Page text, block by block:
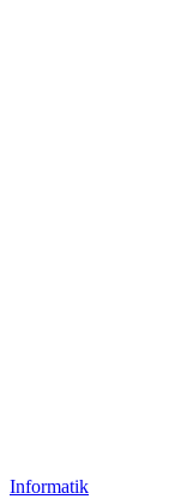
Informatik